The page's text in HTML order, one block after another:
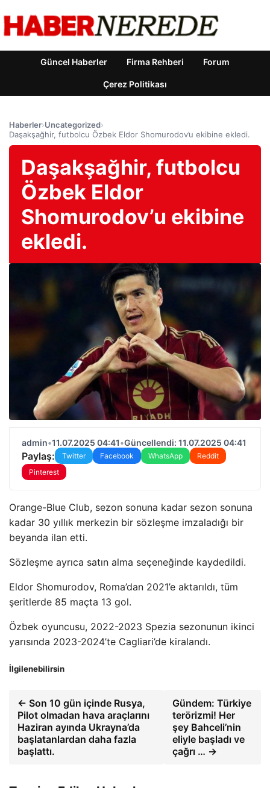
Güncel Haberler Firma Rehberi Forum
Çerez Politikası
Haberler›Uncategorized›
Daşakşağhir, futbolcu Özbek Eldor Shomurodov’u ekibine ekledi.
Daşakşağhir, futbolcu
Özbek Eldor
Shomurodov’u ekibine
ekledi.
admin•11.07.2025 04:41•Güncellendi: 11.07.2025 04:41
Paylaş: Twitter Facebook WhatsApp
Reddit
Pinterest
Orange-Blue Club, sezon sonuna kadar sezon sonuna
kadar 30 yıllık merkezin bir sözleşme imzaladığı bir
beyanda ilan etti.
Sözleşme ayrıca satın alma seçeneğinde kaydedildi.
Eldor Shomurodov, Roma’dan 2021’e aktarıldı, tüm
şeritlerde 85 maçta 13 gol.
Özbek oyuncusu, 2022-2023 Spezia sezonunun ikinci
yarısında 2023-2024’te Cagliari’de kiralandı.
İlgilenebilirsin
← Son 10 gün içinde Rusya,
Pilot olmadan hava araçlarını
Haziran ayında Ukrayna’da
başlatanlardan daha fazla
başlattı.
Gündem: Türkiye
terörizmi! Her
şey Bahceli’nin
eliyle başladı ve
çağrı … →